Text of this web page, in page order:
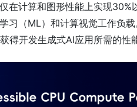
在计算和图形性能上实现
习（ML）和计算视觉工作负
得开发生成式AI应用所需的性